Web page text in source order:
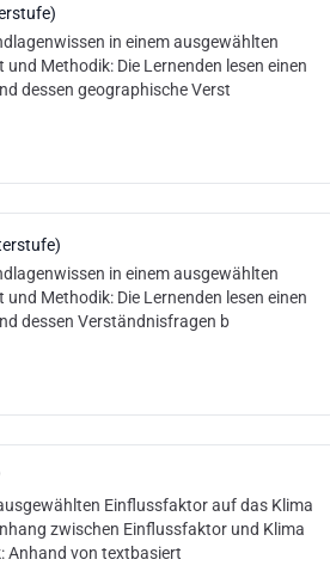
in einem ausgewählten
Methodik: Die Lernenden lesen einen
dessen geographische Verst
in einem ausgewählten
Methodik: Die Lernenden lesen einen
dessen Verständnisfragen b
Einflussfaktor auf das Klima
zwischen Einflussfaktor und Klima
Anhand von textbasiert